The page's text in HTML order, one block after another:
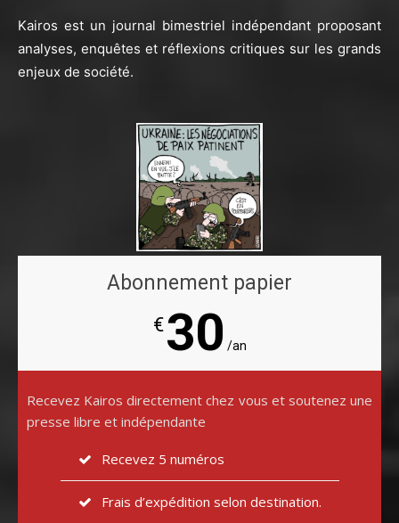
Kairos est un journal bimestriel indépendant proposant
analyses, enquêtes et réflexions critiques sur les grands
enjeux de société.
Abonnement papier
€30 /an
Recevez Kairos directement chez vous et soutenez une
presse libre et indépendante
Recevez 5 numéros
Frais d’expédition selon destination.